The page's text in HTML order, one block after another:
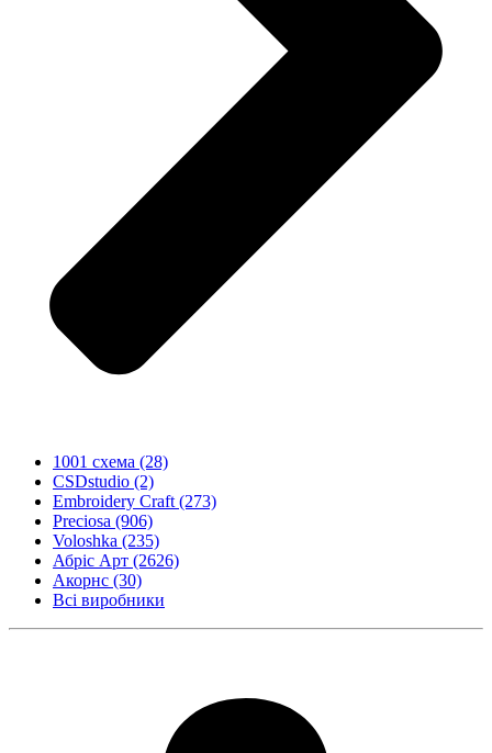
1001 схема (28)
CSDstudio (2)
Embroidery Craft (273)
Preciosa (906)
Voloshka (235)
Абріс Арт (2626)
Акорнс (30)
Всі виробники